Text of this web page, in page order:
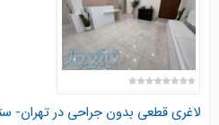
لاغری قطعی بدون جراحی در تهران-